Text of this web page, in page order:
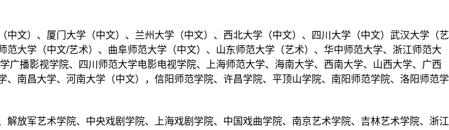
文）、厦门大学（中文）、兰州大学（中文）、西北大学（中文）、四川大学（中文）武汉大学（艺
大学（中文/艺术）、曲阜师范大学（中文）、山东师范大学（艺术）、华中师范大学、浙江师范大
播影视学院、四川师范大学电影电视学院、上海师范大学、海南大学、西南大学、山西大学、广西
南昌大学、河南大学（中文），信阳师范学院、许昌学院、平顶山学院、南阳师范学院、洛阳师范学
放军艺术学院、中央戏剧学院、上海戏剧学院、中国戏曲学院、南京艺术学院、吉林艺术学院、浙江